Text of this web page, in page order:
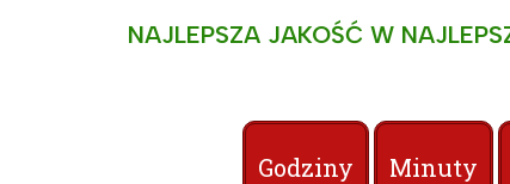
NAJLEPSZA JAKOŚĆ W
Godziny Minuty